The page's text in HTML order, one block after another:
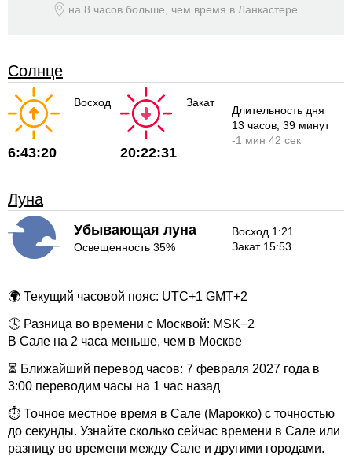
на 8 часов больше, чем время в Ланкастере
Солнце
Восход
6:43:20
Закат
20:22:31
Длительность дня
13 часов , 39 минут
-1 мин42 сек
Луна
Убывающая луна
Освещенность 35%
Восход 1:21
Закат 15:53
🌍 Текущий часовой пояс: UTC+1 GMT+2
🕓 Разница во времени с Москвой: MSK−2
В Сале на 2 часа меньше, чем в Москве
⏳ Ближайший перевод часов: 7 февраля 2027 года в
3:00 переводим часы на 1 час назад
⏱ Точное местное время в Сале (Марокко) с точностью
до секунды. Узнайте сколько сейчас времени в Сале или
разницу во времени между Сале и другими городами.